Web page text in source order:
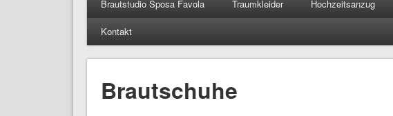
Brautstudio Sposa Favola Traumkleider Hochzeitsanzug
Kontakt
Brautschuhe